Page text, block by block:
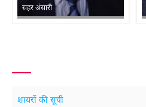
सहर अंसारी
शायरों की सूची